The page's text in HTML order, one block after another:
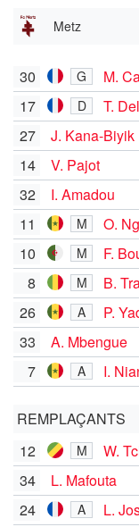
Metz
30 G
M.
17
D
T.
27
J. Kana-Biyik
14
V. Pajot
32
I. Amadou
11
M O.
10 M F.
8 M
B.
26
A P.
33 A. Mbengue
7 A I.
REMPLAÇANTS
12
M W.
34 L. Mafouta
24 A L.